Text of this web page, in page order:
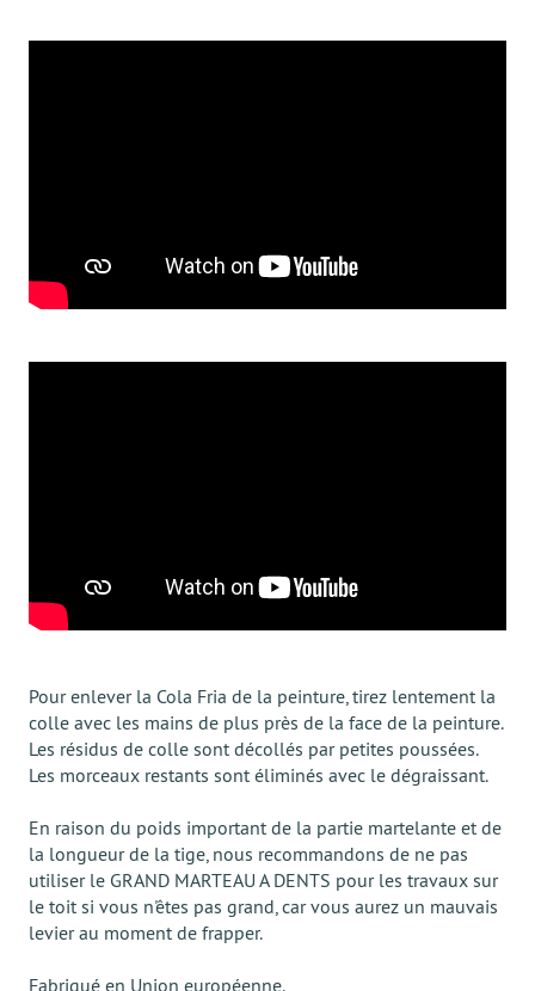
Pour enlever la Cola Fria de la peinture, tirez lentement la
colle avec les mains de plus près de la face de la peinture.
Les résidus de colle sont décollés par petites poussées.
Les morceaux restants sont éliminés avec le dégraissant.
En raison du poids important de la partie martelante et de
la longueur de la tige, nous recommandons de ne pas
utiliser le GRAND MARTEAU A DENTS pour les travaux sur
le toit si vous n'êtes pas grand, car vous aurez un mauvais
levier au moment de frapper.
Fabriqué en Union européenne.